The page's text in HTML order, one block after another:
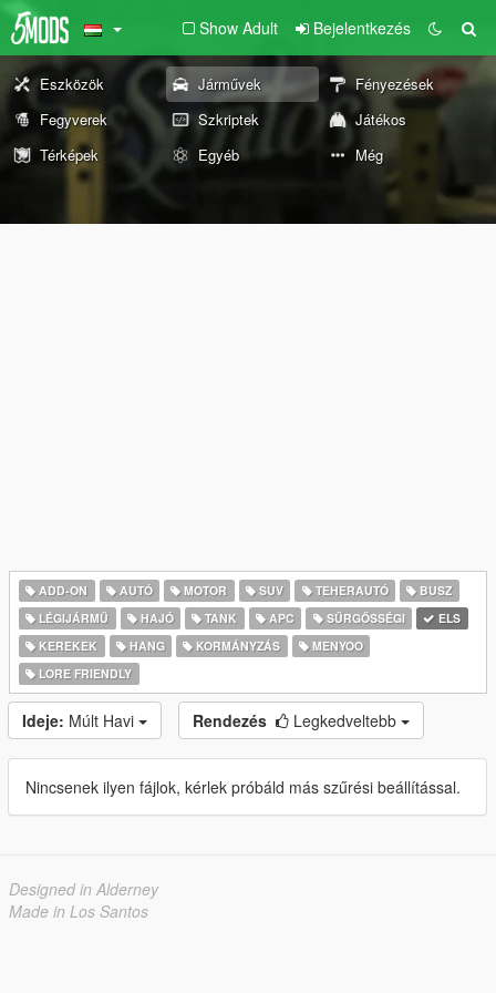
Show Adult Bejelentkezés
Eszközök Járművek
Fényezések
Fegyverek
Szkriptek
Játékos
Térképek
Egyéb Még
ADD-ON AUTÓ MOTOR SUV TEHERAUTÓ
BUSZ
LÉGIJÁRMŰ
HAJÓ TANK APC SŰRGŐSSÉGI
ELS
KEREKEK
HANG KORMÁNYZÁS
MENYOO
LORE FRIENDLY
Ideje: Múlt Havi Rendezés Legkedveltebb
Nincsenek ilyen fájlok, kérlek próbáld más szűrési beállítással.
Designed in Alderney
Made in Los Santos